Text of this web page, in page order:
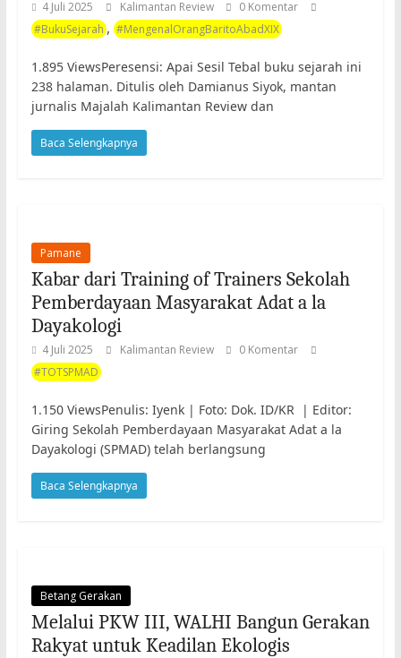
4 Juli 2025 Kalimantan Review
0 Komentar
#BukuSejarah , #MengenalOrangBaritoAbadXIX
1.895 ViewsPeresensi: Apai Sesil Tebal buku sejarah ini
238 halaman. Ditulis oleh Damianus Siyok, mantan
jurnalis Majalah Kalimantan Review dan
Baca Selengkapnya
Pamane
Kabar dari Training of Trainers Sekolah
Pemberdayaan Masyarakat Adat a la
Dayakologi
4 Juli 2025 Kalimantan Review
0 Komentar
#TOTSPMAD
1.150 ViewsPenulis: Iyenk | Foto: Dok. ID/KR | Editor:
Giring Sekolah Pemberdayaan Masyarakat Adat a la
Dayakologi (SPMAD) telah berlangsung
Baca Selengkapnya
Betang Gerakan
Melalui PKW III, WALHI Bangun Gerakan
Rakyat untuk Keadilan Ekologis